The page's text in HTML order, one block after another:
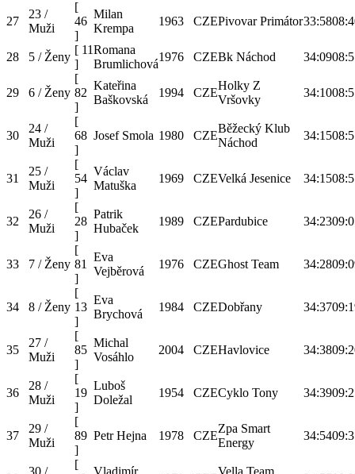
27
23 /
Muži
[
46
]
Milan
Krempa
1963 CZEPivovar Primátor33:58
28 5 / Ženy
[ 11
]
Romana
Brumlichová
1976 CZEBk Náchod 34:09
29 6 / Ženy
[
82
]
Kateřina
Baškovská
1994 CZE
Holky Z
Vršovky
34:10
30
24 /
Muži
[
68
]
Josef Smola 1980 CZE
Běžecký Klub
Náchod
34:15
31
25 /
Muži
[
54
]
Václav
Matuška
1969 CZEVelká Jesenice 34:15
32
26 /
Muži
[
28
]
Patrik
Hubaček
1989 CZEPardubice 34:23
33 7 / Ženy
[
81
]
Eva
Vejběrová
1976 CZEGhost Team 34:28
34 8 / Ženy
[
13
]
Eva
Brychová
1984 CZEDobřany 34:37
35
27 /
Muži
[
85
]
Michal
Vosáhlo
2004 CZEHavlovice 34:38
36
28 /
Muži
[
19
]
Luboš
Doležal
1954 CZECyklo Tony 34:39
37
29 /
Muži
[
89
]
Petr Hejna 1978 CZE
Zpa Smart
Energy
34:54
[